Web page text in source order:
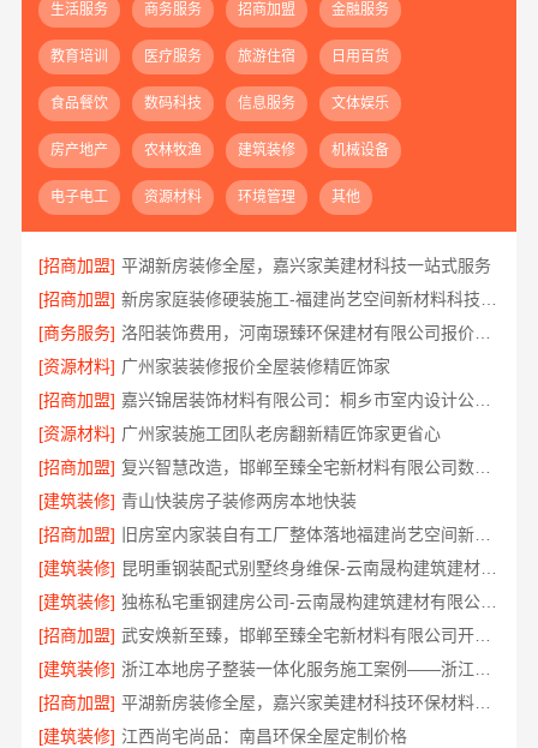
生活服务 商务服务 招商加盟 金融服务
教育培训 医疗服务 旅游住宿 日用百货
食品餐饮 数码科技 信息服务 文体娱乐
房产地产 农林牧渔 建筑装修 机械设备
电子电工 资源材料 环境管理 其他
[招商加盟] 平湖新房装修全屋，嘉兴家美建材科技一站式服务
[招商加盟]
[商务服务]
洛阳装饰费用，河南璟臻环保建材有限公司报价透明
[资源材料] 广州家装装修报价全屋装修精匠饰家
[招商加盟]
嘉兴锦居装饰材料有限公司：桐乡市室内设计公司旧房翻新
[资源材料] 广州家装施工团队老房翻新精匠饰家更省心
[招商加盟]
复兴智慧改造，邯郸至臻全宅新材料有限公司数字化全案
[建筑装修] 青山快装房子装修两房本地快装
[招商加盟]
旧房室内家装自有工厂整体落地福建尚艺空间新材料科技有限公司
[建筑装修]
昆明重钢装配式别墅终身维保-云南晟构建筑建材有限公司承诺
[建筑装修]
独栋私宅重钢建房公司-云南晟构建筑建材有限公司优选
[招商加盟]
武安焕新至臻，邯郸至臻全宅新材料有限公司开启智美生活
[建筑装修]
[招商加盟]
平湖新房装修全屋，嘉兴家美建材科技环保材料透明
[建筑装修] 江西尚宅尚品：南昌环保全屋定制价格